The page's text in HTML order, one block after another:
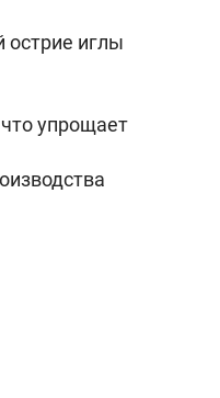
острие иглы
упрощает